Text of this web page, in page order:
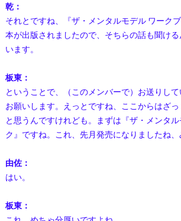
乾：
それとですね、『ザ・メンタルモデル ワーク
本が出版されましたので、そちらの話も聞け
います。
板東：
ということで、（このメンバーで）お送りし
お願いします。えっとですね、ここからはざ
と思うんですけれども。まずは『ザ・メンタ
ク』ですね。これ、先月発売になりましたね、
由佐：
はい。
板東：